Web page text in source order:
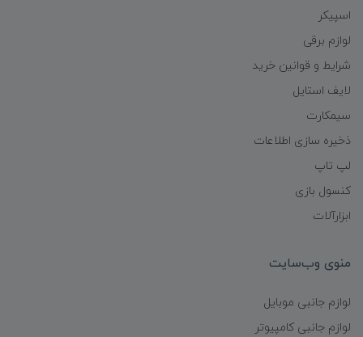
اسپیکر
لوازم برقی
شرایط و قوانین خرید
لایف استایل
سیمکارت
ذخیره سازی اطلاعات
لپ تاپ
کنسول بازی
ابزارآلات
منوی وب‌سایت
لوازم جانبی موبایل
لوازم جانبی کامپیوتر